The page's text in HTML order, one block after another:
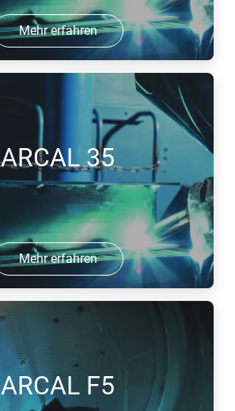
Mehr erfahren
ARCAL 35
Mehr erfahren
ARCAL F5